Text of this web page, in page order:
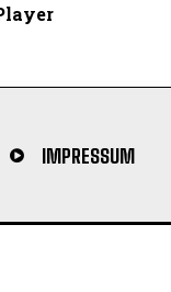
IMPRESSUM